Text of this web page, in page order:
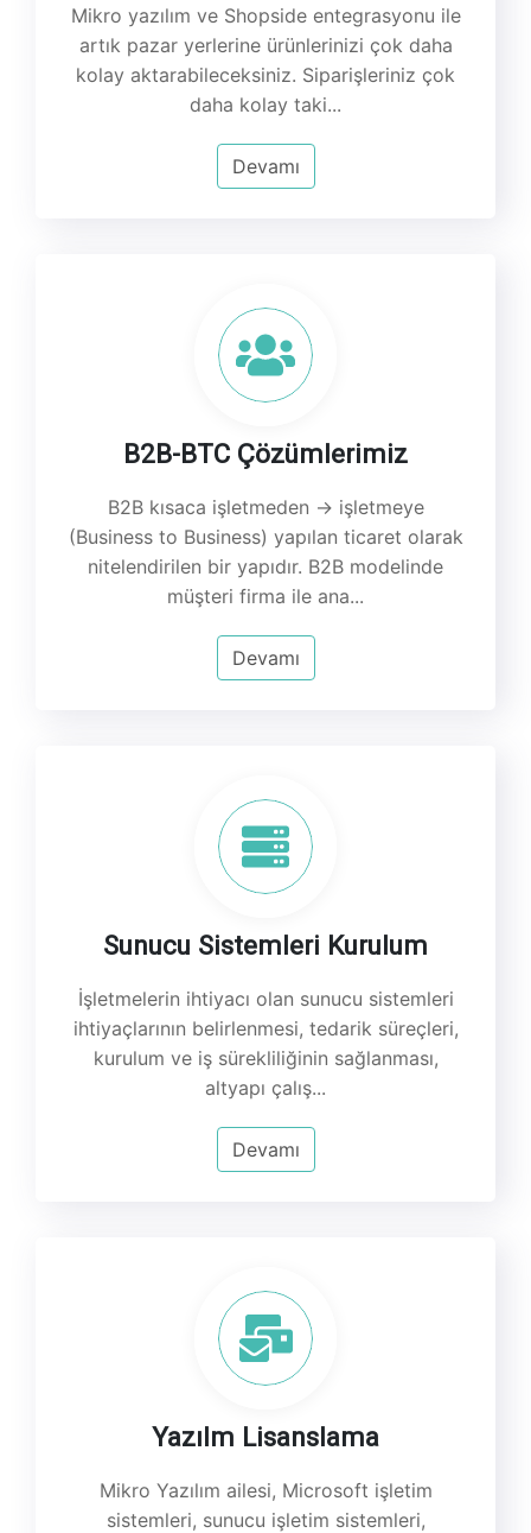
Mikro yazılım ve Shopside entegrasyonu ile
artık pazar yerlerine ürünlerinizi çok daha
kolay aktarabileceksiniz. Siparişleriniz çok
daha kolay taki...
Devamı
B2B-BTC Çözümlerimiz
B2B kısaca işletmeden -> işletmeye
(Business to Business) yapılan ticaret olarak
nitelendirilen bir yapıdır. B2B modelinde
müşteri firma ile ana...
Devamı
Sunucu Sistemleri Kurulum
İşletmelerin ihtiyacı olan sunucu sistemleri
ihtiyaçlarının belirlenmesi, tedarik süreçleri,
kurulum ve iş sürekliliğinin sağlanması,
altyapı çalış...
Devamı
Yazılm Lisanslama
Mikro Yazılım ailesi, Microsoft işletim
sistemleri, sunucu işletim sistemleri,